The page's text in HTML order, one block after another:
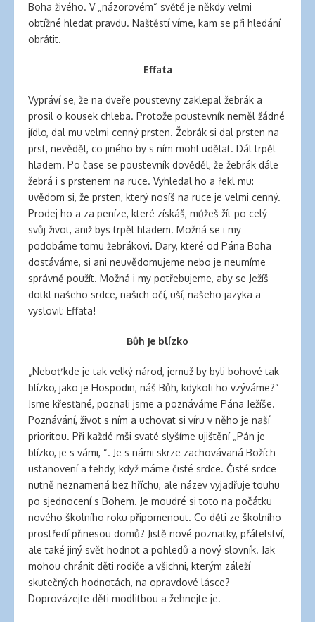
Boha živého. V „názorovém“ světě je někdy velmi
obtížné hledat pravdu. Naštěstí víme, kam se při hledání
obrátit.
Effata
Vypráví se, že na dveře poustevny zaklepal žebrák a
prosil o kousek chleba. Protože poustevník neměl žádné
jídlo, dal mu velmi cenný prsten. Žebrák si dal prsten na
prst, nevěděl, co jiného by s ním mohl udělat. Dál trpěl
hladem. Po čase se poustevník dověděl, že žebrák dále
žebrá i s prstenem na ruce. Vyhledal ho a řekl mu:
uvědom si, že prsten, který nosíš na ruce je velmi cenný.
Prodej ho a za peníze, které získáš, můžeš žít po celý
svůj život, aniž bys trpěl hladem. Možná se i my
podobáme tomu žebrákovi. Dary, které od Pána Boha
dostáváme, si ani neuvědomujeme nebo je neumíme
správně použít. Možná i my potřebujeme, aby se Ježíš
dotkl našeho srdce, našich očí, uší, našeho jazyka a
vyslovil: Effata!
Bůh je blízko
„Neboť kde je tak velký národ, jemuž by byli bohové tak
blízko, jako je Hospodin, náš Bůh, kdykoli ho vzýváme?“
Jsme křesťané, poznali jsme a poznáváme Pána Ježíše.
Poznávání, život s ním a uchovat si víru v něho je naší
prioritou. Při každé mši svaté slyšíme ujištění „Pán je
blízko, je s vámi, “. Je s námi skrze zachovávaná Božích
ustanovení a tehdy, když máme čisté srdce. Čisté srdce
nutně neznamená bez hříchu, ale název vyjadřuje touhu
po sjednocení s Bohem. Je moudré si toto na počátku
nového školního roku připomenout. Co děti ze školního
prostředí přinesou domů? Jistě nové poznatky, přátelství,
ale také jiný svět hodnot a pohledů a nový slovník. Jak
mohou chránit děti rodiče a všichni, kterým záleží
skutečných hodnotách, na opravdové lásce?
Doprovázejte děti modlitbou a žehnejte je.